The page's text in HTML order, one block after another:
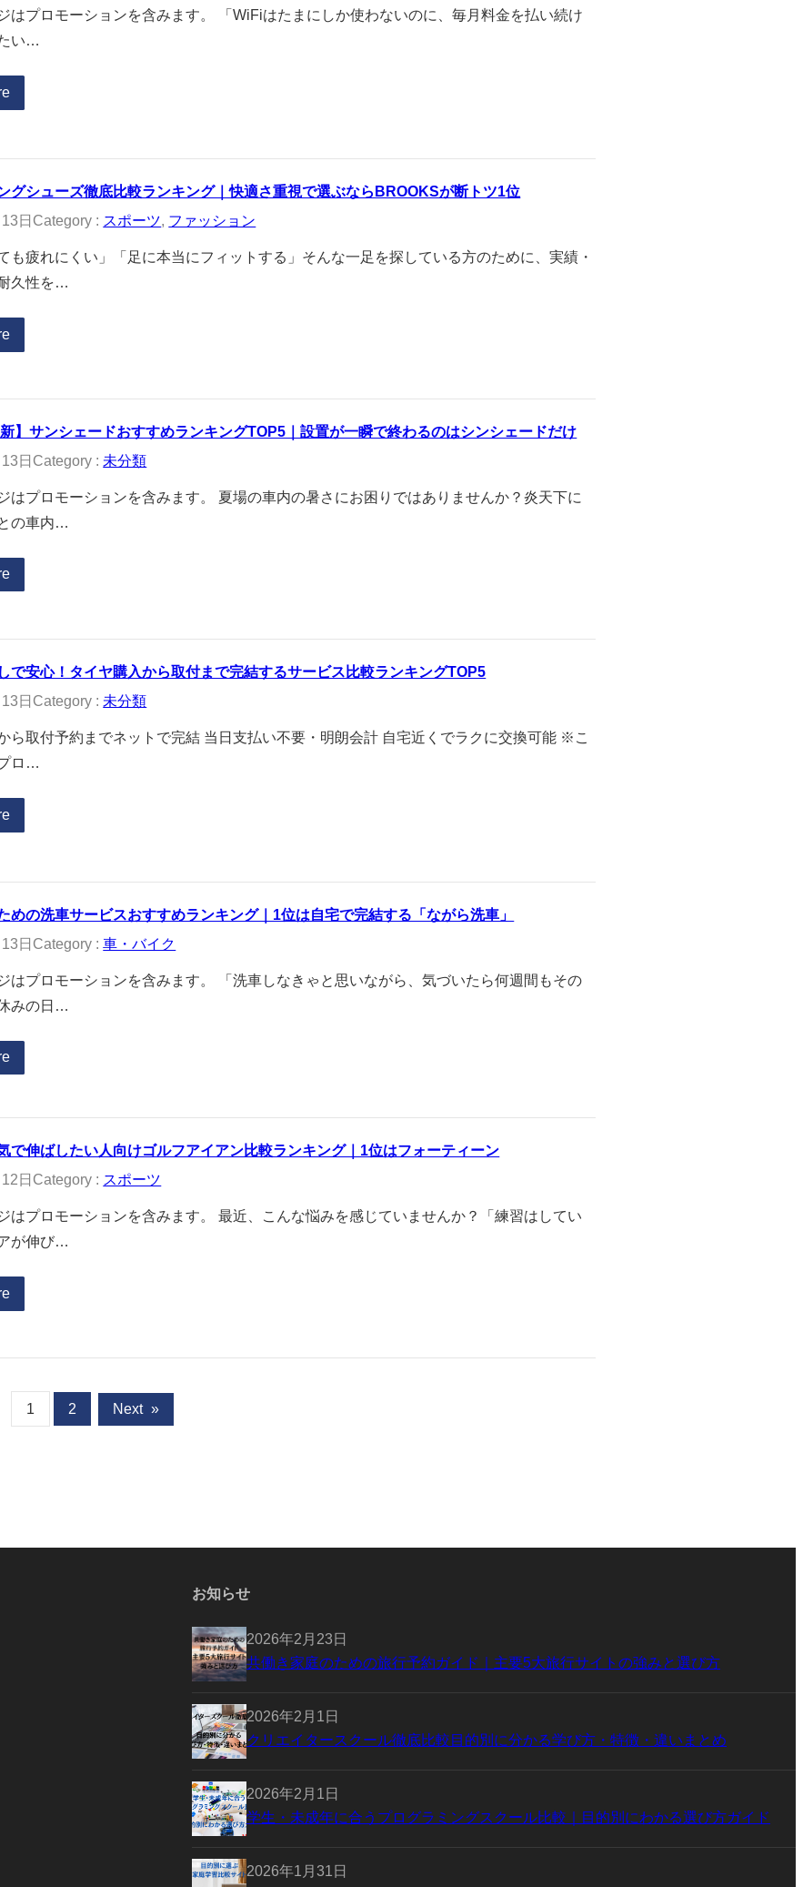
はプロモーションを含みます。 「WiFiはたまにしか使わないのに、毎月料金を払い続け
い…
グシューズ徹底比較ランキング｜快適さ重視で選ぶならBROOKSが断トツ1位
日 Category : スポーツ, ファッション
も疲れにくい」「足に本当にフィットする」そんな一足を探している方のために、実績・
久性を…
新】サンシェードおすすめランキングTOP5｜設置が一瞬で終わるのはシンシェードだけ
日 Category : 未分類
はプロモーションを含みます。 夏場の車内の暑さにお困りではありませんか？炎天下に
の車内…
で安心！タイヤ購入から取付まで完結するサービス比較ランキングTOP5
日 Category : 未分類
ら取付予約までネットで完結 当日支払い不要・明朗会計 自宅近くでラクに交換可能 ※こ
ロ…
めの洗車サービスおすすめランキング｜1位は自宅で完結する「ながら洗車」
日 Category :車・バイク
はプロモーションを含みます。 「洗車しなきゃと思いながら、気づいたら何週間もその
みの日…
で伸ばしたい人向けゴルフアイアン比較ランキング｜1位はフォーティーン
日 Category : スポーツ
はプロモーションを含みます。 最近、こんな悩みを感じていませんか？「練習はしてい
が伸び…
1 2 Next »
お知らせ
2026年2月23日
共働き家庭のための旅行予約ガイド｜主要5大旅行サイトの強みと選び方
2026年2月1日
クリエイタースクール徹底比較目的別に分かる学び方・特徴・違いまとめ
2026年2月1日
学生・未成年に合うプログラミングスクール比較｜目的別にわかる選び方ガイド
2026年1月31日